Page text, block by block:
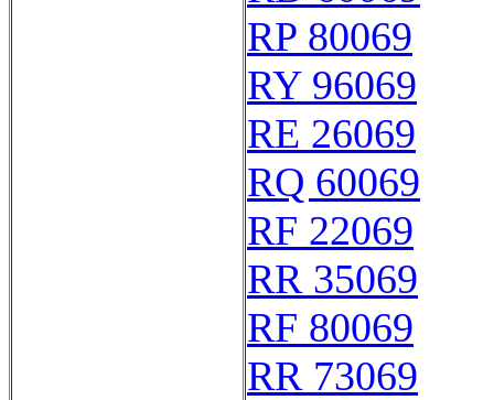
RP 80069
RY 96069
RE 26069
RQ 60069
RF 22069
RR 35069
RF 80069
RR 73069